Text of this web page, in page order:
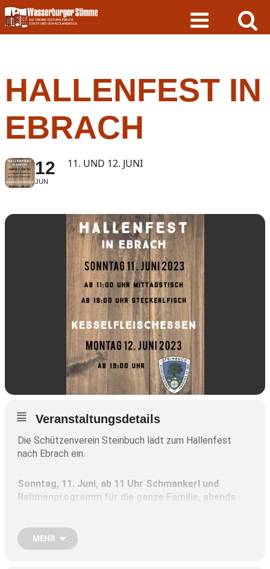
Skip
to
content
HALLENFEST IN
EBRACH
12
JUN
11. UND 12. JUNI
Veranstaltungsdetails
Die Schützenverein Steinbuch lädt zum Hallenfest
nach Ebrach ein.
Sonntag, 11. Juni, ab 11 Uhr Schmankerl und
Rahmenprogramm für die ganze Familie, abends
Montag, 12. Juni, ab 19 Uhr K
MEHR